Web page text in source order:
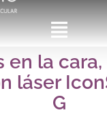
en la
láser
G